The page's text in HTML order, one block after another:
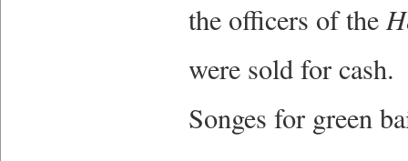
the officers of the
were sold for cash.
Songes for green